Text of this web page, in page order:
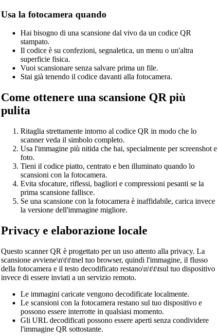
Usa la fotocamera quando
Hai bisogno di una scansione dal vivo da un codice QR
stampato.
Il codice è su confezioni, segnaletica, un menu o un'altra
superficie fisica.
Vuoi scansionare senza salvare prima un file.
Stai già tenendo il codice davanti alla fotocamera.
Come ottenere una scansione QR più
pulita
Ritaglia strettamente intorno al codice QR in modo che lo
scanner veda il simbolo completo.
Usa l'immagine più nitida che hai, specialmente per screenshot e
foto.
Tieni il codice piatto, centrato e ben illuminato quando lo
scansioni con la fotocamera.
Evita sfocature, riflessi, bagliori e compressioni pesanti se la
prima scansione fallisce.
Se una scansione con la fotocamera è inaffidabile, carica invece
la versione dell'immagine migliore.
Privacy e elaborazione locale
Questo scanner QR è progettato per un uso attento alla privacy. La
scansione avviene\n\t\t\tnel tuo browser, quindi l'immagine, il flusso
della fotocamera e il testo decodificato restano\n\t\t\tsul tuo dispositivo
invece di essere inviati a un servizio remoto.
Le immagini caricate vengono decodificate localmente.
Le scansioni con la fotocamera restano sul tuo dispositivo e
possono essere interrotte in qualsiasi momento.
Gli URL decodificati possono essere aperti senza condividere
l'immagine QR sottostante.